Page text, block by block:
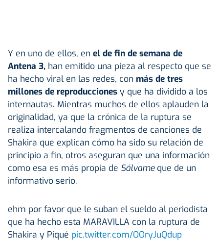
Y en uno de ellos, en el de fin de semana de
Antena 3, han emitido una pieza al respecto que se
ha hecho viral en las redes, con más de tres
millones de reproducciones y que ha dividido a los
internautas. Mientras muchos de ellos aplauden la
originalidad, ya que la crónica de la ruptura se
realiza intercalando fragmentos de canciones de
Shakira que explican cómo ha sido su relación de
principio a fin, otros aseguran que una información
como esa es más propia de Sálvame que de un
informativo serio.
ehm por favor que le suban el sueldo al periodista
que ha hecho esta MARAVILLA con la ruptura de
Shakira y Piqué pic.twitter.com/OOryJuQdup